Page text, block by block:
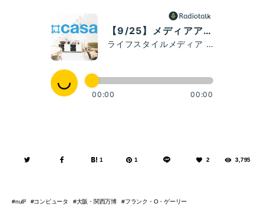
1 1 2 3,795
null² コンピュータ 大阪・関西万博
フランク・O・ゲーリー